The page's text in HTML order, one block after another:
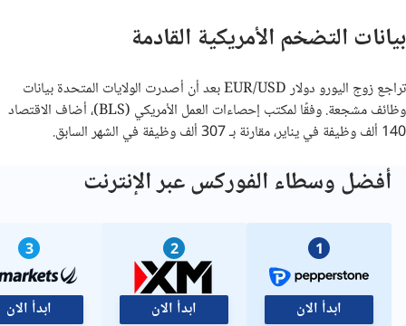
بيانات التضخم الأمريكية القادمة
تراجع زوج اليورو دولار EUR/USD بعد أن أصدرت الولايات المتحدة بيانات
وظائف مشجعة. وفقًا لمكتب إحصاءات العمل الأمريكي (BLS)، أضاف الاقتصاد
140 ألف وظيفة في يناير، مقارنة بـ 307 ألف وظيفة في الشهر السابق.
أفضل وسطاء الفوركس عبر الإنترنت
1
ابدأ الان
2
ابدأ الان
3
ابدأ الان